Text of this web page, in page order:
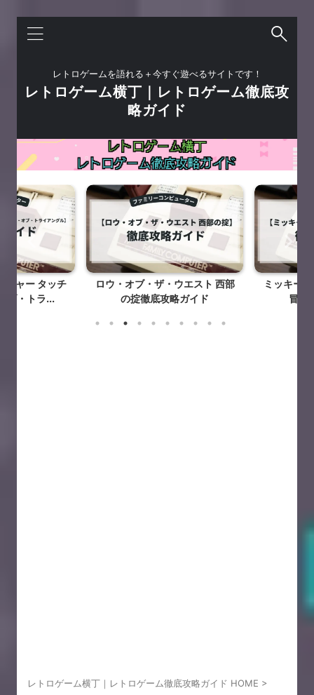
レトロゲームを語れる＋今すぐ遊べるサイトです！
レトロゲーム横丁｜レトロゲーム徹底攻
略ガイド
ャー タッチ
・トラ...
ロウ・オブ・ザ・ウエスト 西部
の掟徹底攻略ガイド
ミッキーマ
冒険
レトロゲーム横丁｜レトロゲーム徹底攻略ガイド HOME >